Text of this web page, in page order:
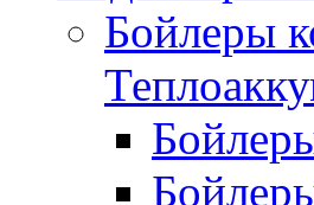
Бойлеры